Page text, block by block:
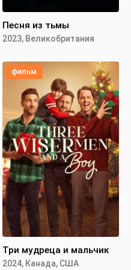
Песня из тьмы
2023, Великобритания
фильм
Три мудреца и мальчик
2024, Канада, США